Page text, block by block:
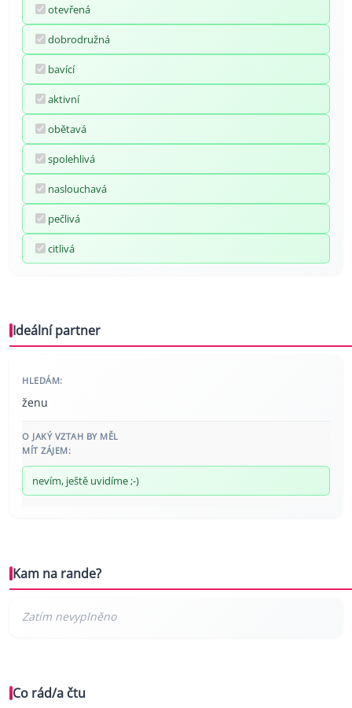
otevřená
dobrodružná
bavící
aktivní
obětavá
spolehlivá
naslouchavá
pečlivá
citlivá
Ideální partner
HLEDÁM:
ženu
O JAKÝ VZTAH BY MĚL
MÍT ZÁJEM:
nevím, ještě uvidíme ;-)
Kam na rande?
Co rád/a čtu